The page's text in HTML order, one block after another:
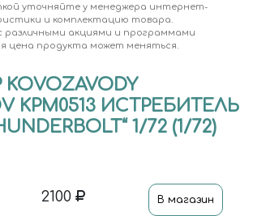
уточняйте у менеджера интернет-
и комплектацию товара.
различными акциями и программами
цена продукта может меняться.
KPM0513 ИСТРЕБИТЕЛЬ
1/72 (1/72)
2100 В магазин